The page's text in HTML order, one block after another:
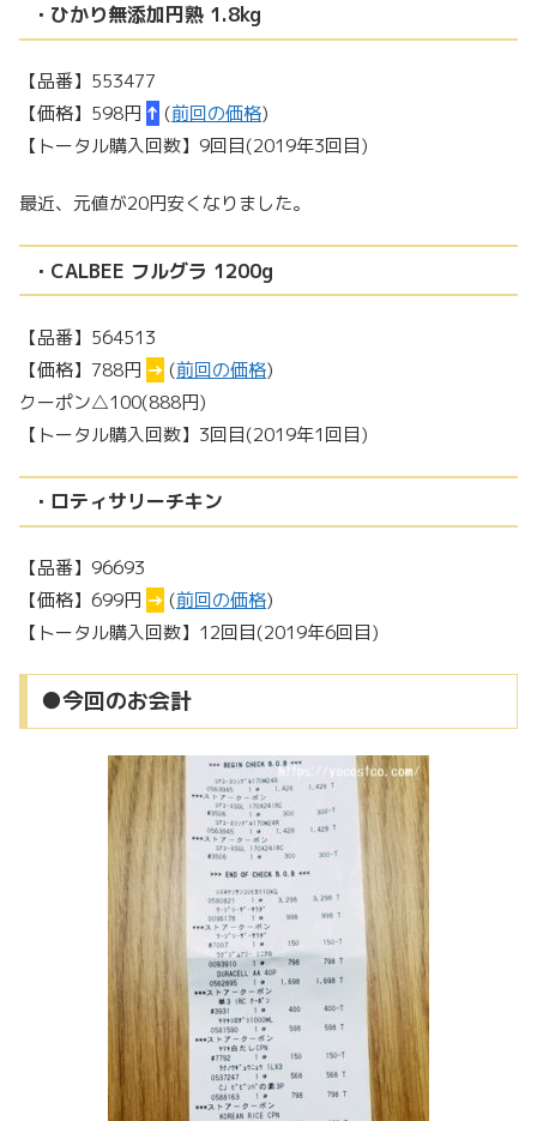
・ひかり無添加円熟 1.8kg
【品番】553477
【価格】598円 ↑ (前回の価格)
【トータル購入回数】9回目(2019年3回目)
最近、元値が20円安くなりました。
・CALBEE フルグラ 1200g
【品番】564513
【価格】788円 → (前回の価格)
クーポン△100(888円)
【トータル購入回数】3回目(2019年1回目)
・ロティサリーチキン
【品番】96693
【価格】699円 → (前回の価格)
【トータル購入回数】12回目(2019年6回目)
●今回のお会計